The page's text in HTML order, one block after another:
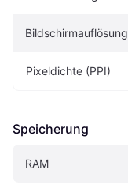
Bildschirmauflösung
Pixeldichte (PPI)
Speicherung
RAM